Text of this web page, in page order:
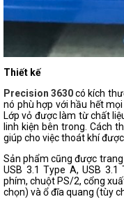
Thiết kế
Precision 3630 có kích
nó phù hợp với hầu hết
Lớp vỏ được làm từ chất
linh kiện bên trong. Cách
giúp cho việc thoát khí
Sản phẩm cũng được
USB 3.1 Type A, USB
phím, chuột PS/2, cổng
chọn) và ổ đĩa quang (tùy